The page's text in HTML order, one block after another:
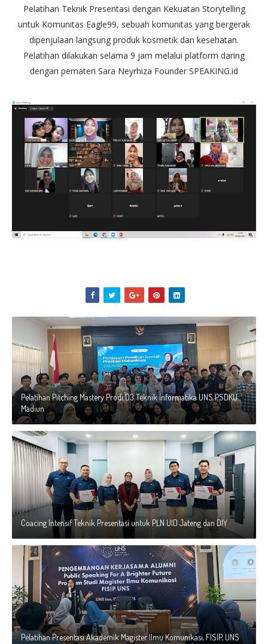
Pelatihan Teknik Presentasi dengan Kekuatan Storytelling
untuk Komunitas Eagle99, sebuah komunitas yang bergerak
dipenjulaan langsung produk kosmetik dan kesehatan.
Pelatihan dilakukan selama 9 jam melalui platform daring
dengan pemateri Sara Neyrhiza Founder SPEAKING.id
Pelatihan Pitching Mastery Prodi D3 Teknik Informatika UNS PSDKU
Madiun
Coacing Intensif Teknik Presentasi untuk PLN UID Jateng dan DIY
Pelatihan Presentasi Akademik Magister Ilmu Komunikasi, FISIP, UNS